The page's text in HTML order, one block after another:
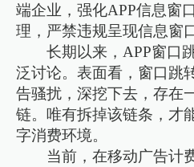
端企业，强化APP信息窗
理，严禁违规呈现信息窗
长期以来，APP窗口
泛讨论。表面看，窗口跳
告骚扰，深挖下去，存在
链。唯有拆掉该链条，才
字消费环境。
当前，在移动广告计